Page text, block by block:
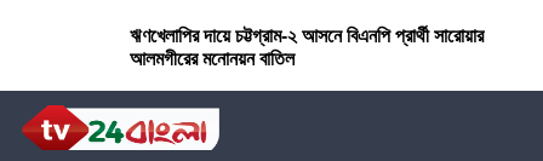
ঋণখেলাপির দায়ে চট্টগ্রাম-২ আসনে বিএনপি প্রার্থী সারোয়ার
আলমগীরের মনোনয়ন বাতিল